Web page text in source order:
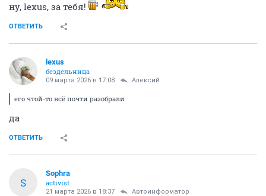
ну, lexus, за тебя!
ОТВЕТИТЬ
lexus
бездельница
09 марта 2026 в 17:08 Алексий
его чтой-то всё почти разобрали
да
ОТВЕТИТЬ
S
Sophra
activist
21 марта 2026 в 18:37 Автоинформатор